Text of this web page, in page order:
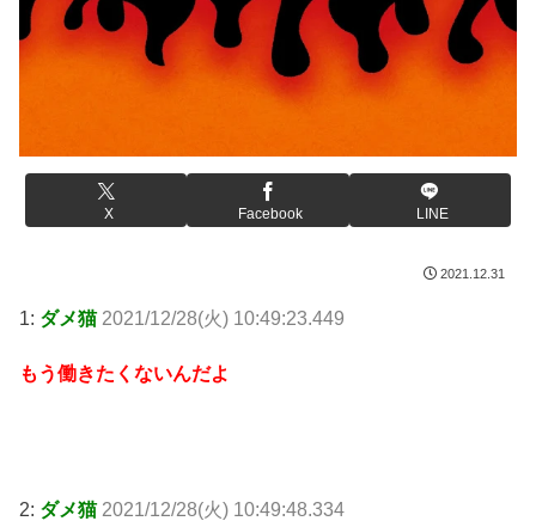
X Facebook LINE
2021.12.31
1: ダメ猫 2021/12/28(火) 10:49:23.449
もう働きたくないんだよ
2: ダメ猫 2021/12/28(火) 10:49:48.334